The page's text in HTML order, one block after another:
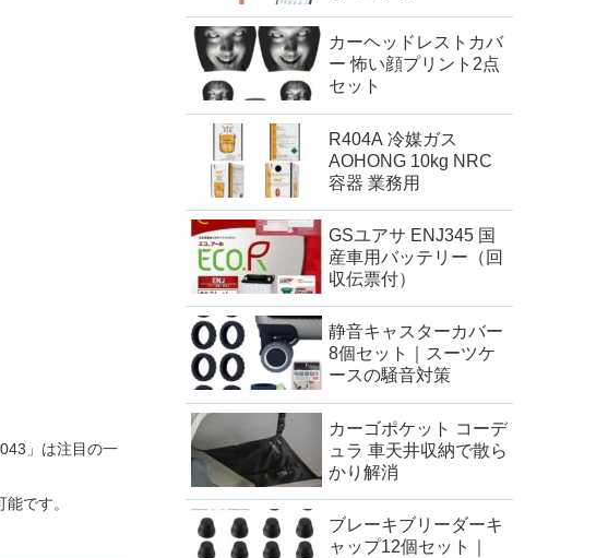
」は注目の一
です。
カーヘッドレストカバ
ー 怖い顔プリント2点
セット
R404A 冷媒ガス
AOHONG 10kg NRC
容器 業務用
GSユアサ ENJ345 国
産車用バッテリー（回
収伝票付）
静音キャスターカバー
8個セット｜スーツケ
ースの騒音対策
カーゴポケット コーデ
ュラ 車天井収納で散ら
かり解消
ブレーキブリーダーキ
ャップ12個セット｜